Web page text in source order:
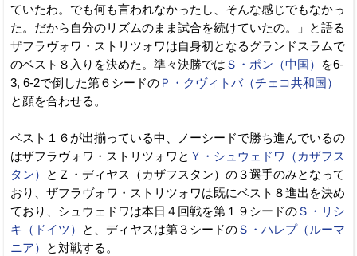
ていたわ。でも何も言われなかったし、そんな感じでもなかっ
た。だから自分のリズムのまま試合を続けていたの。」と語る
ザフラヴォワ・ストリツォワは自身初となるグランドスラムで
のベスト８入りを決めた。準々決勝では Ｓ・ポン（中国）
を6-
3, 6-2で倒した第６シードの Ｐ・クヴィトバ（チェコ共和国）
と顔を合わせる。
ベスト１６が出揃っている中、ノーシードで勝ち進んでいるの
はザフラヴォワ・ストリツォワと Ｙ・シュウェドワ（カザフス
タン）
とＺ・ディヤス（カザフスタン）の３選手のみとなって
おり、ザフラヴォワ・ストリツォワは既にベスト８進出を決め
ており、シュウェドワは本日４回戦を第１９シードのＳ・リシ
キ（ドイツ）
と、ディヤスは第３シードのＳ・ハレプ（ルーマ
ニア）
と対戦する。